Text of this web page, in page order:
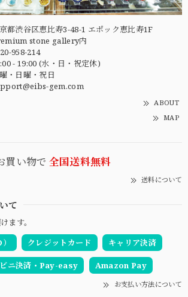
都渋谷区恵比寿3-48-1 エポック恵比寿1F
stone gallery内
958-214
- 19:00 (水・日・祝定休)
・日曜・祝日
gem.com
ABOUT
MAP
買い物で 全国送料無料
送料について
て
ます。
クレジットカード キャリア決済
ニ決済・Pay-easy Amazon Pay
お支払い方法について